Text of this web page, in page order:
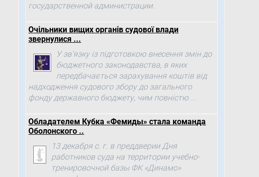
государственной администрации.
Очільники вищих органів судової влади
звернулися ...
У зв’язку із підготовкою внесення змін до
бюджетного законодавства, в яких
передбачається зарахування коштів від
надходження судового збору до загального
фонду державного бюджету, чим повністю ...
Обладателем Кубка «Фемиды» стала команда
Оболонского ..
13 декабря с. г. в преддверии Дня
работников суда на территории учебно-
тренировочной базы ФК «Динамо»